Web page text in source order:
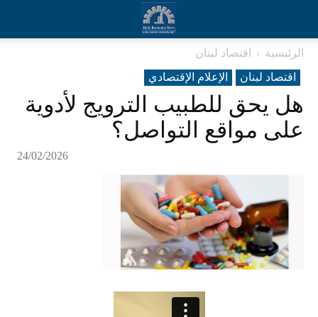
الرئيسية
اقتصاد لبنان
اقتصاد لبنان
الإعلام الإقتصادي
هل يحق للطبيب الترويج لأدوية
على مواقع التواصل؟
24/02/2026